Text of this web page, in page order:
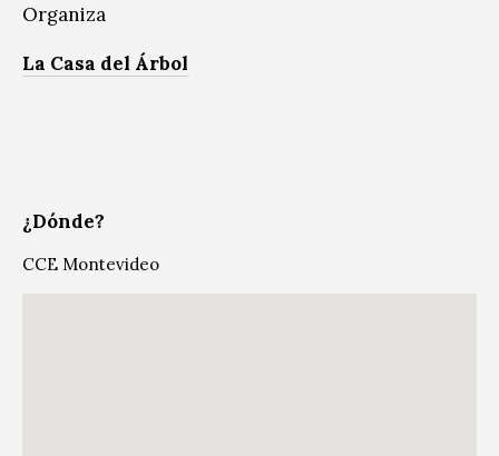
Organiza
La Casa del Árbol
¿Dónde?
CCE Montevideo